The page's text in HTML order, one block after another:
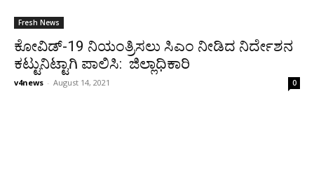
Fresh News
ಕೋವಿಡ್-19 ನಿಯಂತ್ರಿಸಲು ಸಿಎಂ ನೀಡಿದ ನಿರ್ದೇಶನ
ಕಟ್ಟುನಿಟ್ಟಾಗಿ ಪಾಲಿಸಿ: ಜಿಲ್ಲಾಧಿಕಾರಿ
v4news - August 14, 2021 0